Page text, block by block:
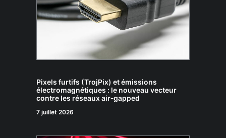
Pixels furtifs (TrojPix) et émissions
électromagnétiques : le nouveau vecteur
contre les réseaux air‑gapped
7 juillet 2026